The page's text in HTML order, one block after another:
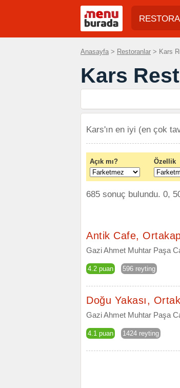
Anasayfa > Restoranlar > Kars
Kars
Kars'ın en iyi (en çok
Açık mı? Özellik
685 sonuç bulundu. 0,
Antik Cafe,
Gazi Ahmet Muhtar Paşa
4.2 puan 596 reyting
Doğu Yakası,
Gazi Ahmet Muhtar Paşa
4.1 puan 1424 reyting